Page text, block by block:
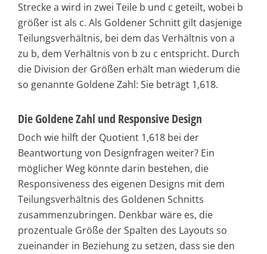
Strecke a wird in zwei Teile b und c geteilt, wobei b
größer ist als c. Als Goldener Schnitt gilt dasjenige
Teilungsverhältnis, bei dem das Verhältnis von a
zu b, dem Verhältnis von b zu c entspricht. Durch
die Division der Größen erhält man wiederum die
so genannte Goldene Zahl: Sie beträgt 1,618.
Die Goldene Zahl und Responsive Design
Doch wie hilft der Quotient 1,618 bei der
Beantwortung von Designfragen weiter? Ein
möglicher Weg könnte darin bestehen, die
Responsiveness des eigenen Designs mit dem
Teilungsverhältnis des Goldenen Schnitts
zusammenzubringen. Denkbar wäre es, die
prozentuale Größe der Spalten des Layouts so
zueinander in Beziehung zu setzen, dass sie den